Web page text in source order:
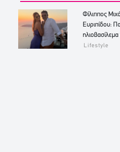
Φίλιππος
Ευριπίδου:
Lifestyle